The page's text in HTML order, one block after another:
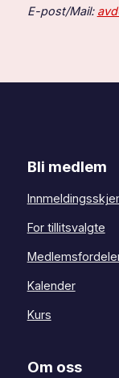
E-post/Mail:
Bli medlem
For tillitsvalgte
Kalender
Kurs
Om oss